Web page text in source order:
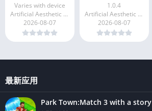
Varies with device
Artificial Aesthetic Games
2026-08-07
1.0.4
Artificial Aesthetic Games
2026-08-07
最新应用
Park Town:Match 3 with a story